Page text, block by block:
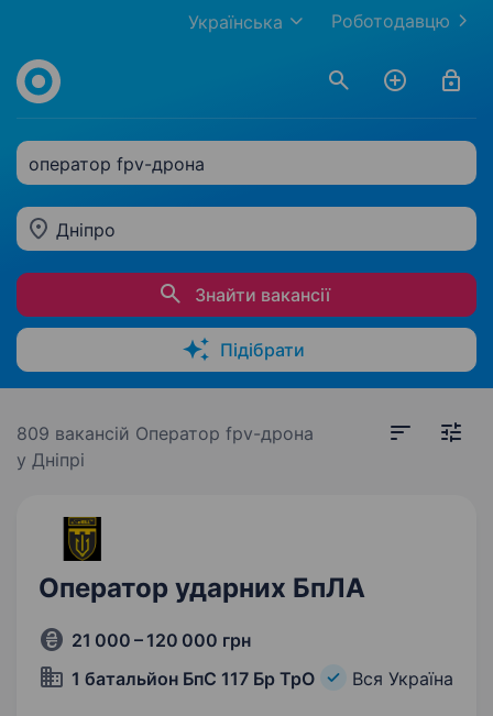
Роботодавцю
Українська
оператор fpv-дрона
Дніпро
Знайти вакансії
Підібрати
809 вакансій Оператор fpv-дрона
у Дніпрі
Оператор ударних БпЛА
21 000 – 120 000 грн
1 батальйон БпС 117 Бр ТрО
Вся Україна